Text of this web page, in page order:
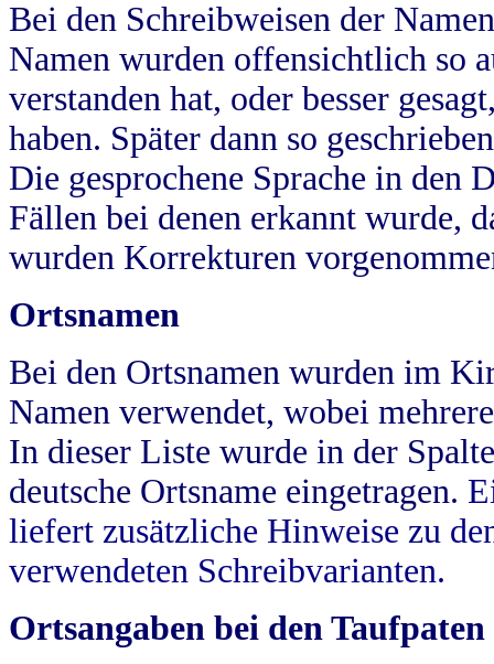
Bei den Schreibweisen der
Namen wurden offensichtlich so
verstanden hat, oder besser
haben. Später dann so
Die gesprochene Sprache in
Fällen bei denen erkannt wurde,
wurden Korrekturen
Ortsnamen
Bei den Ortsnamen wurden im
Namen verwendet, wobei
In dieser Liste wurde in der
deutsche Ortsname eingetragen.
liefert zusätzliche Hinweise zu
verwendeten Schreibvarianten.
Ortsangaben bei den Taufpaten